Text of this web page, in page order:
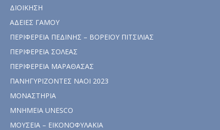
ΔΙΟΙΚΗΣΗ
ΑΔΕΙΕΣ ΓΑΜΟΥ
ΠΕΡΙΦΕΡΕΙΑ ΠΕΔΙΝΗΣ – ΒΟΡΕΙΟΥ ΠΙΤΣΙΛΙΑΣ
ΠΕΡΙΦΕΡΕΙΑ ΣΟΛΕΑΣ
ΠΕΡΙΦΕΡΕΙΑ ΜΑΡΑΘΑΣΑΣ
ΠΑΝΗΓΥΡΙΖΟΝΤΕΣ ΝΑΟΙ 2023
ΜΟΝΑΣΤΗΡΙΑ
ΜΝΗΜΕΙΑ UNESCO
ΜΟΥΣΕΙΑ – ΕΙΚΟΝΟΦΥΛΑΚΙΑ